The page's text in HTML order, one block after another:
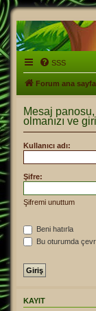
SSS
Forum ana sayfa
Mesaj
olmanızı ve
Kullanıcı adı:
Şifre:
Şifremi unuttum
Beni hatırla
Bu oturumda
KAYIT